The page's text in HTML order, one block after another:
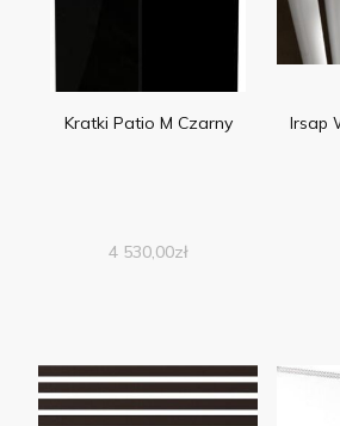
Kratki Patio M Czarny
4 530,00zł
Irsap